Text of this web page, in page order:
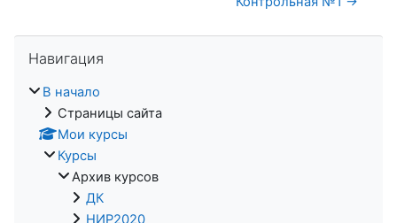
Навигация
В начало
Страницы сайта
Мои курсы
Курсы
Архив курсов
ДК
НИР2020